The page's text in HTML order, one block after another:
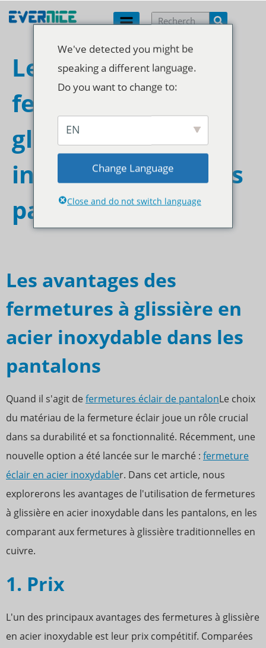
Les avantages des
fermetures à
glissière en acier
inoxydable dans les
pantalons
Les avantages des
fermetures à glissière en
acier inoxydable dans les
pantalons
Quand il s'agit de fermetures éclair de pantalonLe choix
du matériau de la fermeture éclair joue un rôle crucial
dans sa durabilité et sa fonctionnalité. Récemment, une
nouvelle option a été lancée sur le marché : fermeture
éclair en acier inoxydabler. Dans cet article, nous
explorerons les avantages de l'utilisation de fermetures
à glissière en acier inoxydable dans les pantalons, en les
comparant aux fermetures à glissière traditionnelles en
cuivre.
1. Prix
L'un des principaux avantages des fermetures à glissière
en acier inoxydable est leur prix compétitif. Comparées
We've detected you might be
speaking a different language.
Do you want to change to:
EN
Change Language
Close and do not switch language